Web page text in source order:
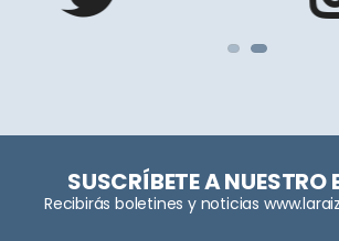
SUSCRÍBETE A NUESTRO
Recibirás boletines y noticias